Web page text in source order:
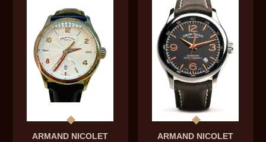
ARMAND NICOLET ARMAND NICOLET